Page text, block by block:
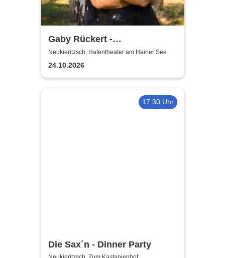
Gaby Rückert -
Traditionskonzert am Hainer
See
Neukieritzsch, Hafentheater am Hainer See
24.10.2026
17:30 Uhr
Die Sax´n - Dinner Party